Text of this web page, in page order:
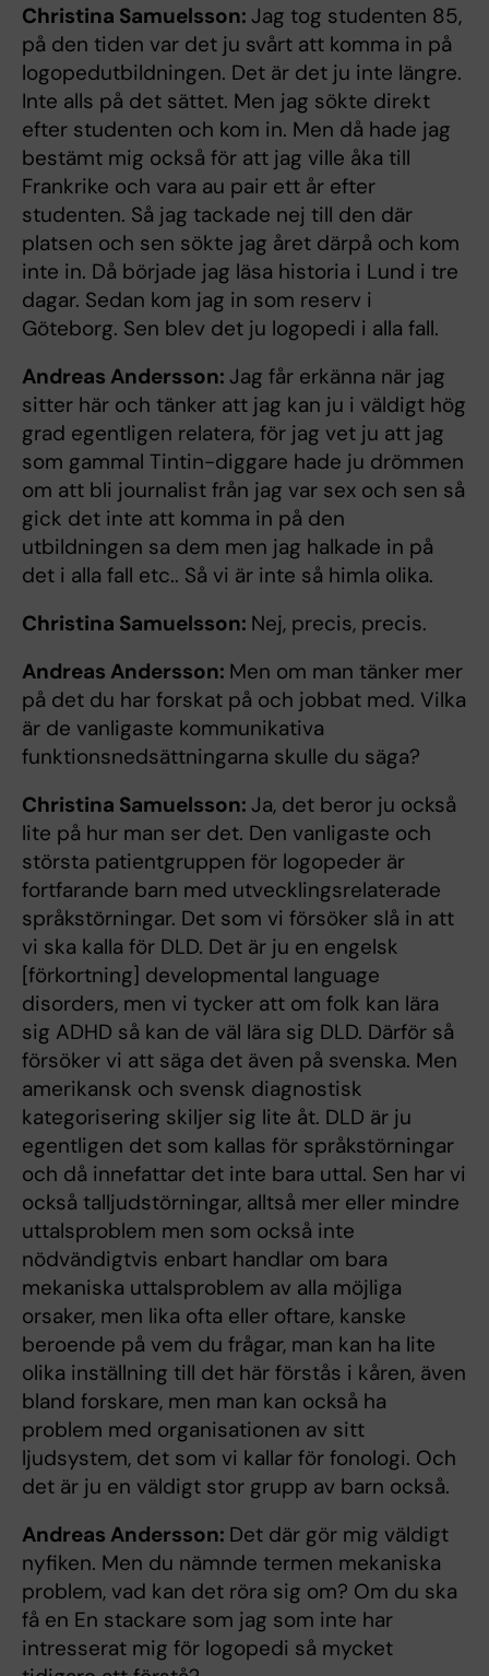
Christina Samuelsson: Jag tog studenten 85,
på den tiden var det ju svårt att komma in på
logopedutbildningen. Det är det ju inte längre.
Inte alls på det sättet. Men jag sökte direkt
efter studenten och kom in. Men då hade jag
bestämt mig också för att jag ville åka till
Frankrike och vara au pair ett år efter
studenten. Så jag tackade nej till den där
platsen och sen sökte jag året därpå och kom
inte in. Då började jag läsa historia i Lund i tre
dagar. Sedan kom jag in som reserv i
Göteborg. Sen blev det ju logopedi i alla fall.
Andreas Andersson: Jag får erkänna när jag
sitter här och tänker att jag kan ju i väldigt hög
grad egentligen relatera, för jag vet ju att jag
som gammal Tintin-diggare hade ju drömmen
om att bli journalist från jag var sex och sen så
gick det inte att komma in på den
utbildningen sa dem men jag halkade in på
det i alla fall etc.. Så vi är inte så himla olika.
Christina Samuelsson: Nej, precis, precis.
Andreas Andersson: Men om man tänker mer
på det du har forskat på och jobbat med. Vilka
är de vanligaste kommunikativa
funktionsnedsättningarna skulle du säga?
Christina Samuelsson: Ja, det beror ju också
lite på hur man ser det. Den vanligaste och
största patientgruppen för logopeder är
fortfarande barn med utvecklingsrelaterade
språkstörningar. Det som vi försöker slå in att
vi ska kalla för DLD. Det är ju en engelsk
[förkortning] developmental language
disorders, men vi tycker att om folk kan lära
sig ADHD så kan de väl lära sig DLD. Därför så
försöker vi att säga det även på svenska. Men
amerikansk och svensk diagnostisk
kategorisering skiljer sig lite åt. DLD är ju
egentligen det som kallas för språkstörningar
och då innefattar det inte bara uttal. Sen har vi
också talljudstörningar, alltså mer eller mindre
uttalsproblem men som också inte
nödvändigtvis enbart handlar om bara
mekaniska uttalsproblem av alla möjliga
orsaker, men lika ofta eller oftare, kanske
beroende på vem du frågar, man kan ha lite
olika inställning till det här förstås i kåren, även
bland forskare, men man kan också ha
problem med organisationen av sitt
ljudsystem, det som vi kallar för fonologi. Och
det är ju en väldigt stor grupp av barn också.
Andreas Andersson: Det där gör mig väldigt
nyfiken. Men du nämnde termen mekaniska
problem, vad kan det röra sig om? Om du ska
få en En stackare som jag som inte har
intresserat mig för logopedi så mycket